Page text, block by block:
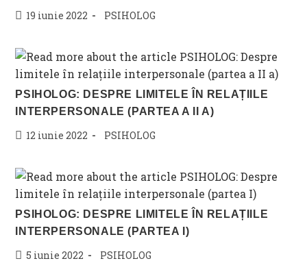
Post19 iunie 2022
Post
PSIHOLOG
PSIHOLOG: DESPRE LIMITELE ÎN RELAȚIILE
INTERPERSONALE (PARTEA A II A)
Post12 iunie 2022
Post
PSIHOLOG
PSIHOLOG: DESPRE LIMITELE ÎN RELAȚIILE
INTERPERSONALE (PARTEA I)
Post5 iunie 2022 Post
PSIHOLOG